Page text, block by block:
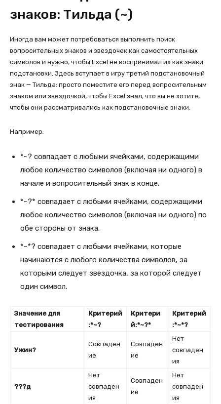
знаков: Тильда (~)
Иногда вам может потребоваться выполнить поиск
вопросительных знаков и звездочек как самостоятельных
символов и нужно, чтобы Excel не воспринимал их как знаки
подстановки. Здесь вступает в игру третий подстановочный
знак — Тильда: просто поместите его перед вопросительным
знаком или звездочкой, чтобы Excel знал, что вы не хотите,
чтобы они рассматривались как подстановочные знаки.
Например:
*~? совпадает с любыми ячейками, содержащими
любое количество символов (включая ни одного) в
начале и вопросительный знак в конце.
*~?* совпадает с любыми ячейками, содержащими
любое количество символов (включая ни одного) по
обе стороны от знака.
*~*? совпадает с любыми ячейками, которые
начинаются с любого количества символов, за
которыми следует звездочка, за которой следует
один символ.
Значение для
тестирования
Критерий
:*~?
Критери
й:*~?*
Критерий
:*~*?
Ужин?
Совпаден
ие
Совпаден
ие
Нет
совпаден
ия
???д
Нет
совпаден
ия
Совпаден
ие
Нет
совпаден
ия